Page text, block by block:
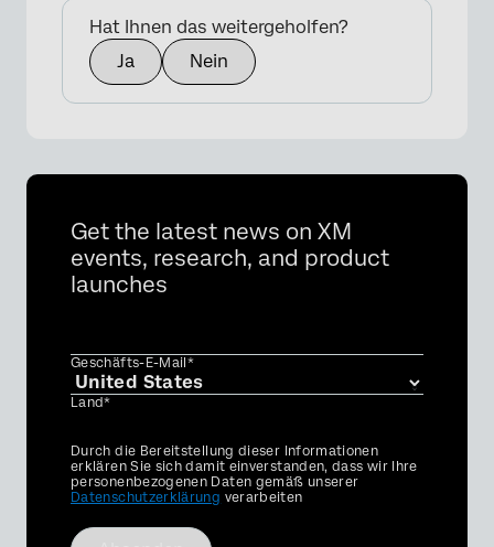
Hat Ihnen das weitergeholfen?
Ja
Nein
Get the latest news on XM
events, research, and product
launches
Geschäfts-E-Mail*
Land*
Privacy
Optin
Durch die Bereitstellung dieser Informationen
erklären Sie sich damit einverstanden, dass wir Ihre
personenbezogenen Daten gemäß unserer
Datenschutzerklärung verarbeiten